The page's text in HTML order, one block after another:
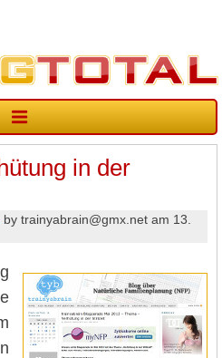
in der
by trainyabrain@gmx.net am 13.